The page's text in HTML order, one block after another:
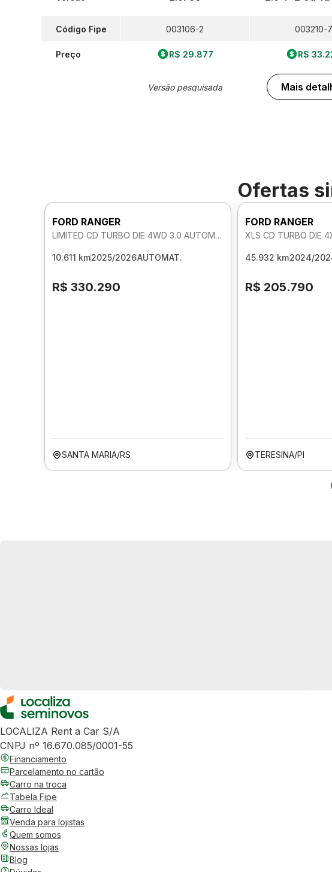
Código Fipe
Preço
003106-2
R$ 29.877
Versão pesquisada
003210-7
R$
Mais
Ofertas
FORD RANGER
LIMITED CD TURBO DIE 4WD 3.0 AUTOMATICO
10.611 km2025/2026AUTOMAT.
R$ 330.290
SANTA MARIA/RS
FORD RANGER
XLS CD TURBO DIE
45.932 km2024/
R$ 205.790
TERESINA/PI
LOCALIZA Rent a Car S/A
CNPJ nº 16.670.085/0001-55
Financiamento
Parcelamento no cartão
Carro na troca
Tabela Fipe
Carro Ideal
Venda para lojistas
Quem somos
Nossas lojas
Blog